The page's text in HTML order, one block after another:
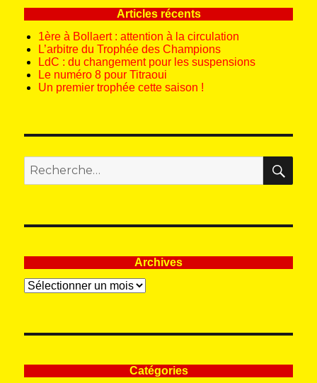
Articles récents
1ère à Bollaert : attention à la circulation
L’arbitre du Trophée des Champions
LdC : du changement pour les suspensions
Le numéro 8 pour Titraoui
Un premier trophée cette saison !
pour
:
Archives
Archives
Catégories